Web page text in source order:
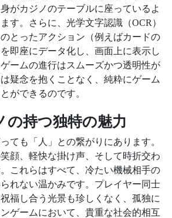
がカジノのテーブルに座っているよ
す。さらに、光学文字認識（OCR）
とったアクション（例えばカードの
即座にデータ化し、画面上に表示し
ームの進行はスムーズかつ透明性が
疑念を抱くことなく、純粋にゲーム
ができるのです。
の持つ独特の魅力
ても「人」との繋がりにあります。
顔、軽快な掛け声、そして時折交わ
これらはすべて、冷たい機械相手の
れない温かみです。プレイヤー同士
福し合う光景も珍しくなく、孤独に
ゲームにおいて、貴重な社会的相互